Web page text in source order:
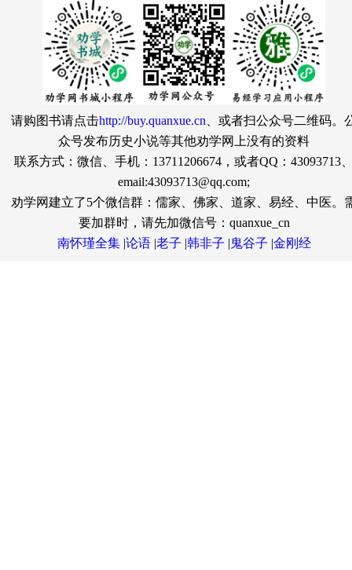
请购图书请点击http://buy.quanxue.cn 、或者扫公众号二维码。
众号发布历史小说等其他劝学网上没有的资料
联系方式：微信、手机：13711206674，或者QQ：43093713
email:43093713@qq.com;
劝学网建立了5个微信群：儒家、佛家、道家、易经、中医。
要加群时，请先加微信号：quanxue_cn
南怀瑾全集|论语|老子 |韩非子 |鬼谷子 |金刚经